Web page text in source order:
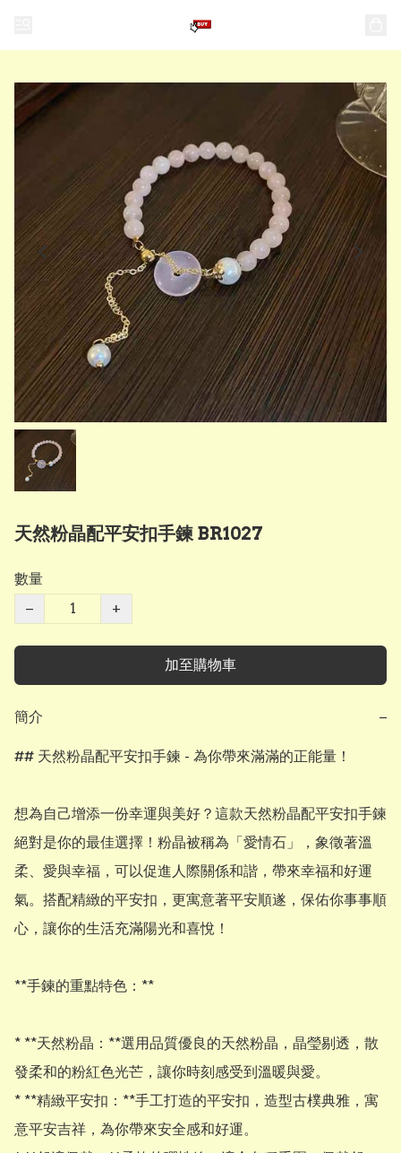
天然粉晶配平安扣手鍊 BR1027
數量
−
+
加至購物車
簡介 −
## 天然粉晶配平安扣手鍊 - 為你帶來滿滿的正能量！
想為自己增添一份幸運與美好？這款天然粉晶配平安扣手鍊
絕對是你的最佳選擇！粉晶被稱為「愛情石」，象徵著溫
柔、愛與幸福，可以促進人際關係和諧，帶來幸福和好運
氣。搭配精緻的平安扣，更寓意著平安順遂，保佑你事事順
心，讓你的生活充滿陽光和喜悅！
**手鍊的重點特色：**
* **天然粉晶：**選用品質優良的天然粉晶，晶瑩剔透，散
發柔和的粉紅色光芒，讓你時刻感受到溫暖與愛。
* **精緻平安扣：**手工打造的平安扣，造型古樸典雅，寓
意平安吉祥，為你帶來安全感和好運。